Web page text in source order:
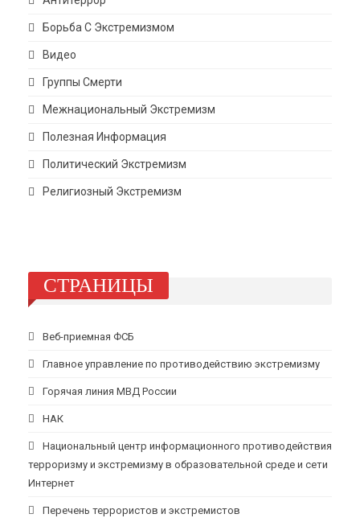
Борьба С Экстремизмом
Видео
Группы Смерти
Межнациональный Экстремизм
Полезная Информация
Политический Экстремизм
Религиозный Экстремизм
СТРАНИЦЫ
Веб-приемная ФСБ
Главное управление по противодействию экстремизму
Горячая линия МВД России
НАК
Национальный центр информационного противодействия
терроризму и экстремизму в образовательной среде и сети
Интернет
Перечень террористов и экстремистов